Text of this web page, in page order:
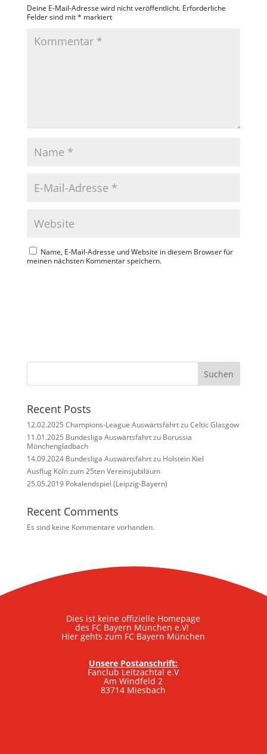
Deine E-Mail-Adresse wird nicht veröffentlicht. Erforderliche
Felder sind mit* markiert
Name, E-Mail-Adresse und Website in diesem Browser für
meinen nächsten Kommentar speichern.
Suchen
Recent Posts
12.02.2025 Champions-League Auswärtsfahrt zu Celtic Glasgow
11.01.2025 Bundesliga Auswärtsfahrt zu Borussia
Mönchengladbach
14.09.2024 Bundesliga Auswärtsfahrt zu Holstein Kiel
Ausflug Köln zum 25ten Vereinsjubiläum
25.05.2019 Pokalendspiel (Leipzig-Bayern)
Recent Comments
Es sind keine Kommentare vorhanden.
Dies ist keine offizielle Homepage
des FC Bayern München e.V!
Hier gehts zum FC Bayern München
Unsere Postanschrift:
Fanclub Leitzachtal e.V
Am Windfeld 2
83714 Miesbach